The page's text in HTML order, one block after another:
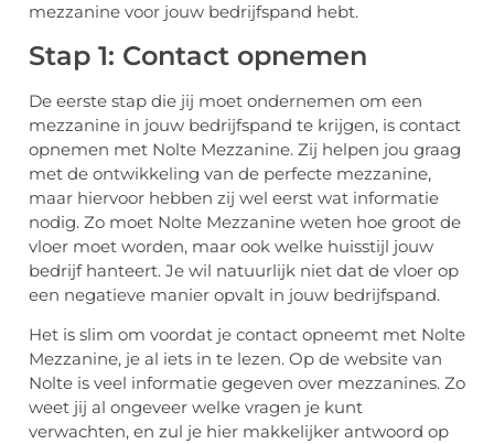
mezzanine voor jouw bedrijfspand hebt.
Stap 1: Contact opnemen
De eerste stap die jij moet ondernemen om een
mezzanine in jouw bedrijfspand te krijgen, is contact
opnemen met Nolte Mezzanine. Zij helpen jou graag
met de ontwikkeling van de perfecte mezzanine,
maar hiervoor hebben zij wel eerst wat informatie
nodig. Zo moet Nolte Mezzanine weten hoe groot de
vloer moet worden, maar ook welke huisstijl jouw
bedrijf hanteert. Je wil natuurlijk niet dat de vloer op
een negatieve manier opvalt in jouw bedrijfspand.
Het is slim om voordat je contact opneemt met Nolte
Mezzanine, je al iets in te lezen. Op de website van
Nolte is veel informatie gegeven over mezzanines. Zo
weet jij al ongeveer welke vragen je kunt
verwachten, en zul je hier makkelijker antwoord op